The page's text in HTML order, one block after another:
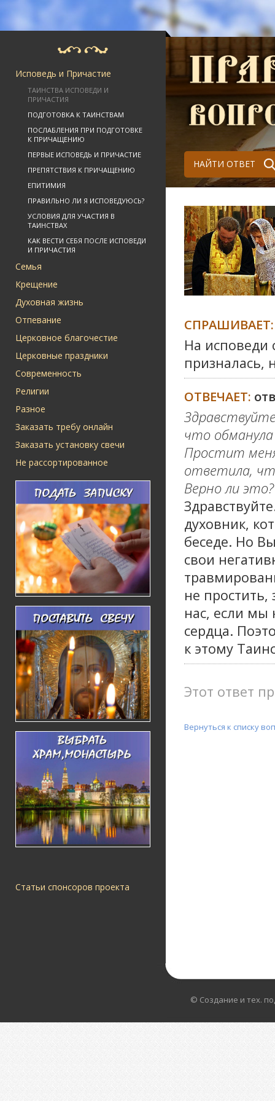
Исповедь и Причастие
ТАИНСТВА ИСПОВЕДИ И
ПРИЧАСТИЯ
ПОДГОТОВКА К ТАИНСТВАМ
ПОСЛАБЛЕНИЯ ПРИ ПОДГОТОВКЕ
К ПРИЧАЩЕНИЮ
ПЕРВЫЕ ИСПОВЕДЬ И ПРИЧАСТИЕ
ПРЕПЯТСТВИЯ К ПРИЧАЩЕНИЮ
ЕПИТИМИЯ
ПРАВИЛЬНО ЛИ Я ИСПОВЕДУЮСЬ?
УСЛОВИЯ ДЛЯ УЧАСТИЯ В
ТАИНСТВАХ
КАК ВЕСТИ СЕБЯ ПОСЛЕ ИСПОВЕДИ
И ПРИЧАСТИЯ
Семья
Крещение
Духовная жизнь
Отпевание
Церковное благочестие
Церковные праздники
Современность
Религии
Разное
Заказать требу онлайн
Заказать установку свечи
Не рассортированное
Статьи спонсоров проекта
НАЙТИ ОТВЕТ
СПРАШИВАЕТ:
На исповеди
призналась,
ОТВЕЧАЕТ:
что обманула
Простит
ответила,
Верно ли
духовник,
беседе. Но
свои
не
нас, если мы
сердца.
к этому
Этот ответ
Вернуться к списку
© Создание и тех.